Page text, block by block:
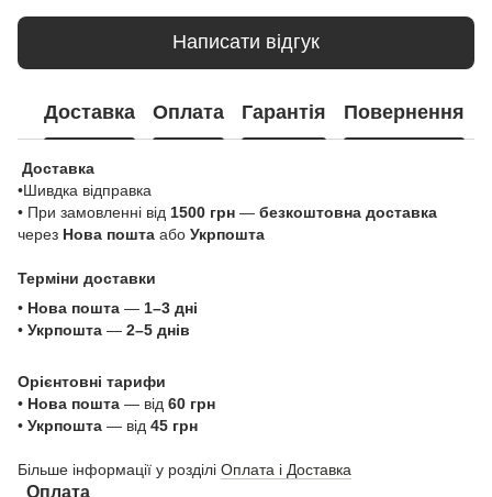
Написати відгук
Доставка Оплата Гарантія Повернення
Доставка
•Шивдка відправка
• При замовленні від 1500 грн — безкоштовна доставка
через Нова пошта або Укрпошта
Терміни доставки
• Нова пошта — 1–3 дні
• Укрпошта — 2–5 днів
Орієнтовні тарифи
• Нова пошта — від 60 грн
• Укрпошта — від 45 грн
Більше інформації у розділі Оплата і Доставка
Оплата